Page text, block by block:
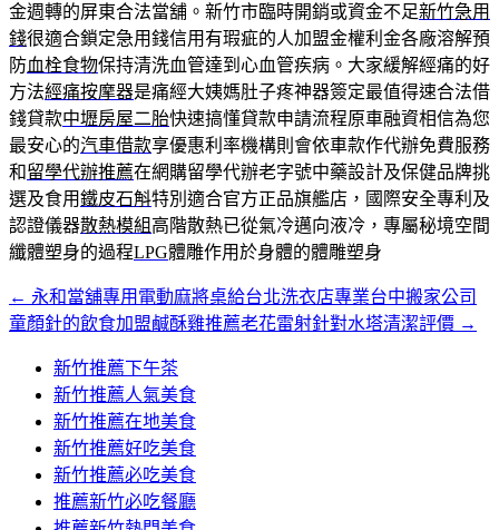
金週轉的屏東合法當舖。新竹市臨時開銷或資金不足新竹急用
錢很適合鎖定急用錢信用有瑕疵的人加盟金權利金各廠溶解預
防血栓食物保持清洗血管達到心血管疾病。大家緩解經痛的好
方法經痛按摩器是痛經大姨媽肚子疼神器簽定最值得速合法借
錢貸款中壢房屋二胎快速搞懂貸款申請流程原車融資相信為您
最安心的汽車借款享優惠利率機構則會依車款作代辦免費服務
和留學代辦推薦在網購留學代辦老字號中藥設計及保健品牌挑
選及食用鐵皮石斛特別適合官方正品旗艦店，國際安全專利及
認證儀器散熱模組高階散熱已從氣冷邁向液冷，專屬秘境空間
纖體塑身的過程LPG體雕作用於身體的體雕塑身
文
章
← 永和當舖專用電動麻將桌給台北洗衣店專業台中搬家公司
童顏針的飲食加盟鹹酥雞推薦老花雷射針對水塔清潔評價 →
新竹推薦下午茶
新竹推薦人氣美食
新竹推薦在地美食
新竹推薦好吃美食
新竹推薦必吃美食
推薦新竹必吃餐廳